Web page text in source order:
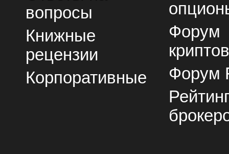
вопросы
Книжные
рецензии
Корпоративные
Форум
Форум